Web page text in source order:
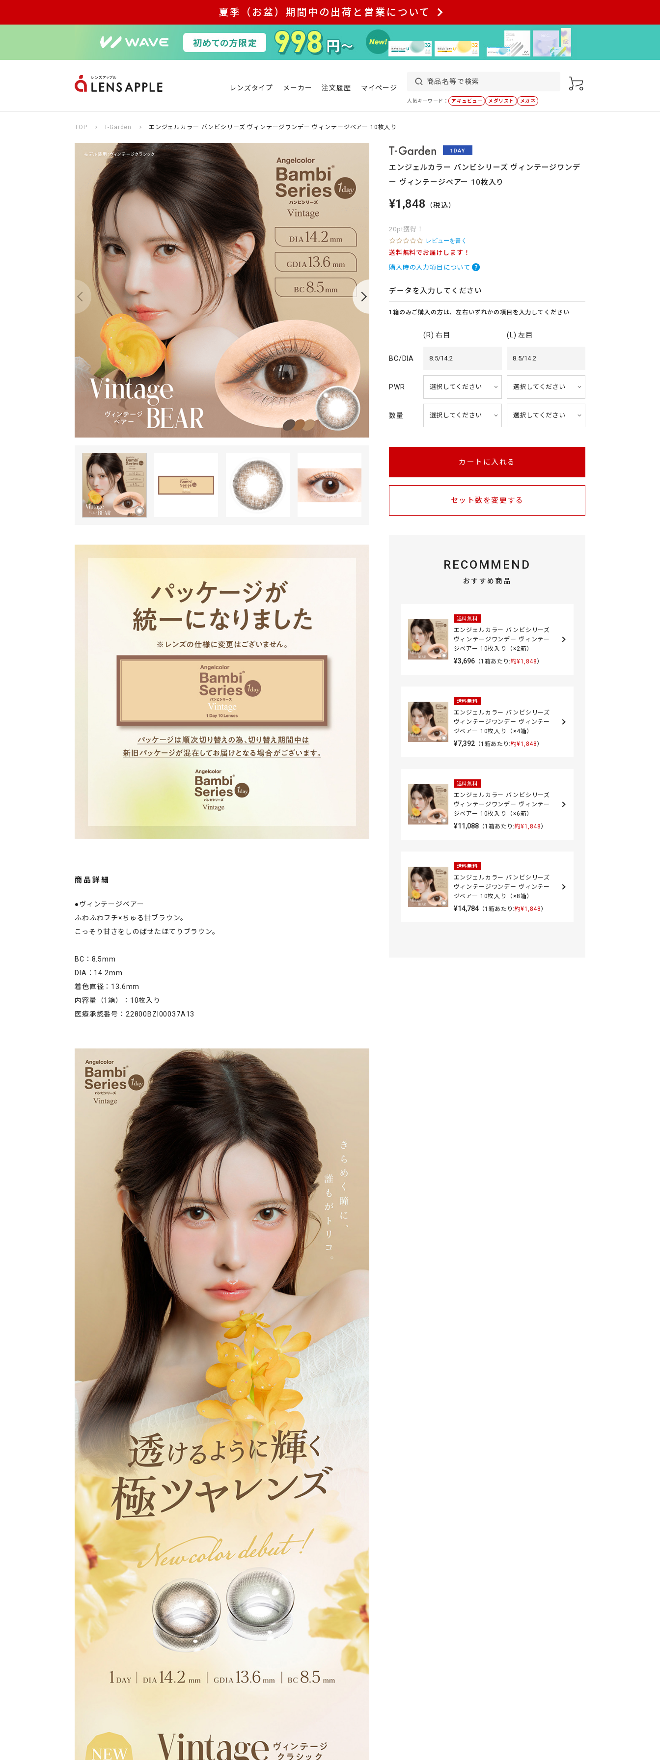
夏季（お盆）期間中の出荷と営業について
レンズタイプ メーカー 注文履歴 マイページ
人気キーワード： アキュビュー メダリスト メガネ
TOP T-Garden エンジェルカラー バンビシリーズ ヴィンテージワンデー ヴィンテージベアー 10枚入り
商品詳細
●ヴィンテージベアー
ふわふわフチ×ちゅる甘ブラウン。
こっそり甘さをしのばせたほてりブラウン。
BC：8.5mm
DIA：14.2mm
着色直径：13.6mm
内容量（1箱）：10枚入り
医療承認番号：22800BZI00037A13
エンジェルカラー バンビシリーズ ヴィンテージワンデ
ー ヴィンテージベアー 10枚入り
¥1,848 （税込）
20pt獲得！
0
.
0
s
r
r
a
t
n
g
レビューを書く
送料無料でお届けします！
購入時の入力項目について
データを入力してください
1箱のみご購入の方は、左右いずれかの項目を入力してください
(R) 右目 (L) 左目
BC/DIA 8.5/14.2 8.5/14.2
PWR
数量
カートに入れる
セット数を変更する
RECOMMEND
おすすめ商品
送料無料
エンジェルカラー バンビシリーズ
ヴィンテージワンデー ヴィンテー
ジベアー 10枚入り（×2箱）
¥3,696（1箱あたり:約¥1,848）
送料無料
エンジェルカラー バンビシリーズ
ヴィンテージワンデー ヴィンテー
ジベアー 10枚入り（×4箱）
¥7,392（1箱あたり:約¥1,848）
送料無料
エンジェルカラー バンビシリーズ
ヴィンテージワンデー ヴィンテー
ジベアー 10枚入り（×6箱）
¥11,088（1箱あたり:約¥1,848）
送料無料
エンジェルカラー バンビシリーズ
ヴィンテージワンデー ヴィンテー
ジベアー 10枚入り（×8箱）
¥14,784（1箱あたり:約¥1,848）